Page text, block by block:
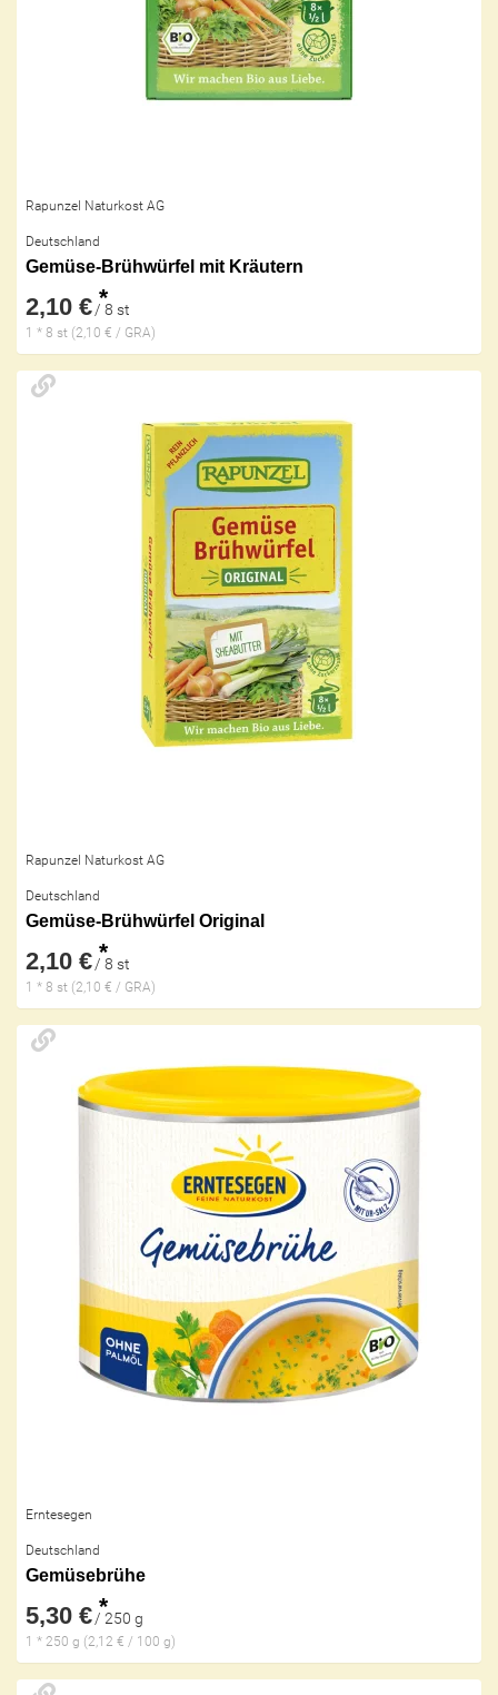
Rapunzel Naturkost AG
Deutschland
Gemüse-Brühwürfel mit Kräutern
2,10 € *
/ 8 st
1 * 8 st (2,10 € / GRA)
Rapunzel Naturkost AG
Deutschland
Gemüse-Brühwürfel Original
2,10 € *
/ 8 st
1 * 8 st (2,10 € / GRA)
Erntesegen
Deutschland
Gemüsebrühe
5,30 € *
/ 250 g
1 * 250 g (2,12 € / 100 g)